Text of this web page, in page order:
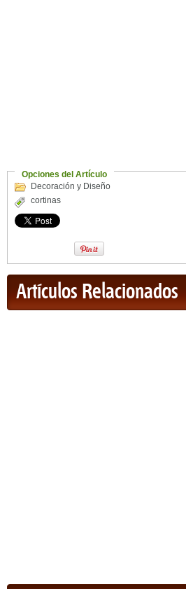
Opciones del Artículo
Decoración y Diseño
cortinas
Artículos Relacionados